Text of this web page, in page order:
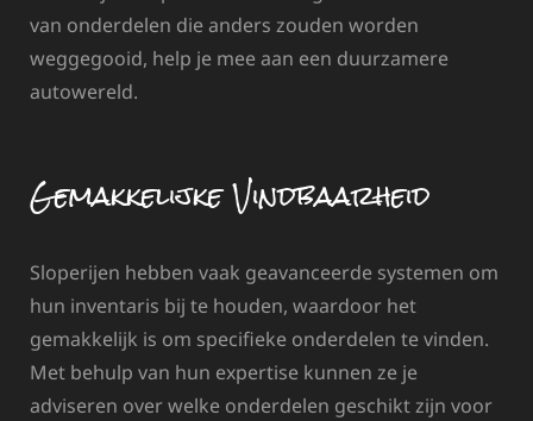
van onderdelen die anders zouden worden
weggegooid, help je mee aan een duurzamere
autowereld.
Gemakkelijke Vindbaarheid
Sloperijen hebben vaak geavanceerde systemen om
hun inventaris bij te houden, waardoor het
gemakkelijk is om specifieke onderdelen te vinden.
Met behulp van hun expertise kunnen ze je
adviseren over welke onderdelen geschikt zijn voor